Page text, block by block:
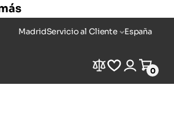
MadridServicio al Cliente España
Compare
Wishlist
Login
Cart
0